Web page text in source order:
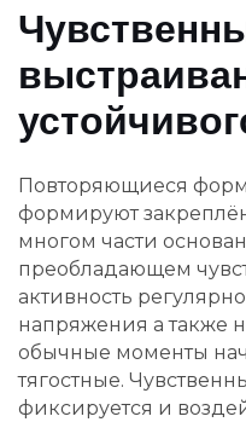
Повторяющиеся
формируют
многом части
преобладающем
активность
напряжения а также
обычные моменты
тягостные.
фиксируется и